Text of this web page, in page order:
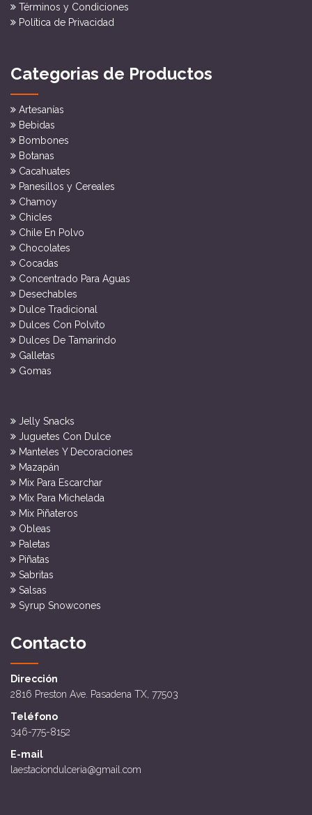
Términos y Condiciones
Política de Privacidad
Categorias de Productos
Artesanías
Bebidas
Bombones
Botanas
Cacahuates
Panesillos y Cereales
Chamoy
Chicles
Chile En Polvo
Chocolates
Cocadas
Concentrado Para Aguas
Desechables
Dulce Tradicional
Dulces Con Polvito
Dulces De Tamarindo
Galletas
Gomas
Jelly Snacks
Juguetes Con Dulce
Manteles Y Decoraciones
Mazapán
Mix Para Escarchar
Mix Para Michelada
Mix Piñateros
Obleas
Paletas
Piñatas
Sabritas
Salsas
Syrup Snowcones
Contacto
Dirección
2816 Preston Ave. Pasadena TX, 77503
Teléfono
346-775-8152
E-mail
laestaciondulceria@gmail.com